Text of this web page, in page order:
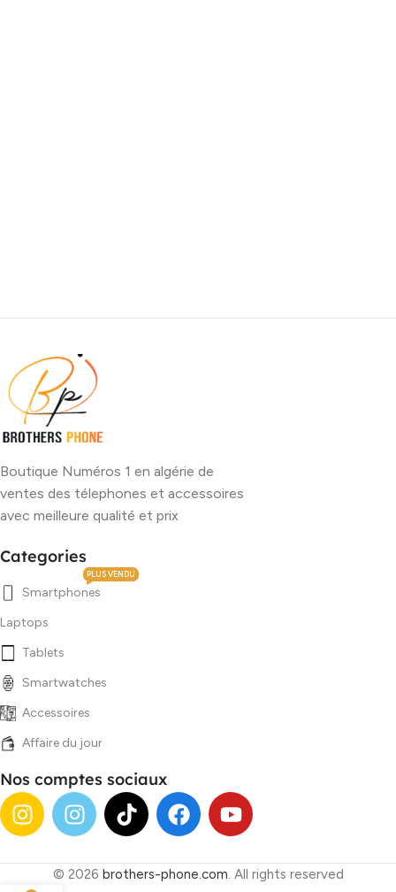
Boutique Numéros 1 en algérie de
ventes des télephones et accessoires
avec meilleure qualité et prix
Categories
Smartphones
PLUS VENDU
Laptops
Tablets
Smartwatches
Accessoires
Affaire du jour
Nos comptes sociaux
© 2026 brothers-phone.com. All rights reserved